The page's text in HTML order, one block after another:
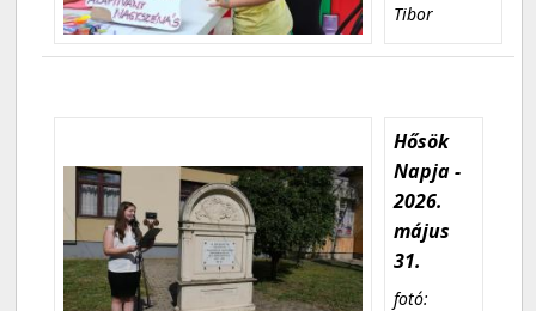
Tibor
Hősök
Napja -
2026.
május
31.
fotó: